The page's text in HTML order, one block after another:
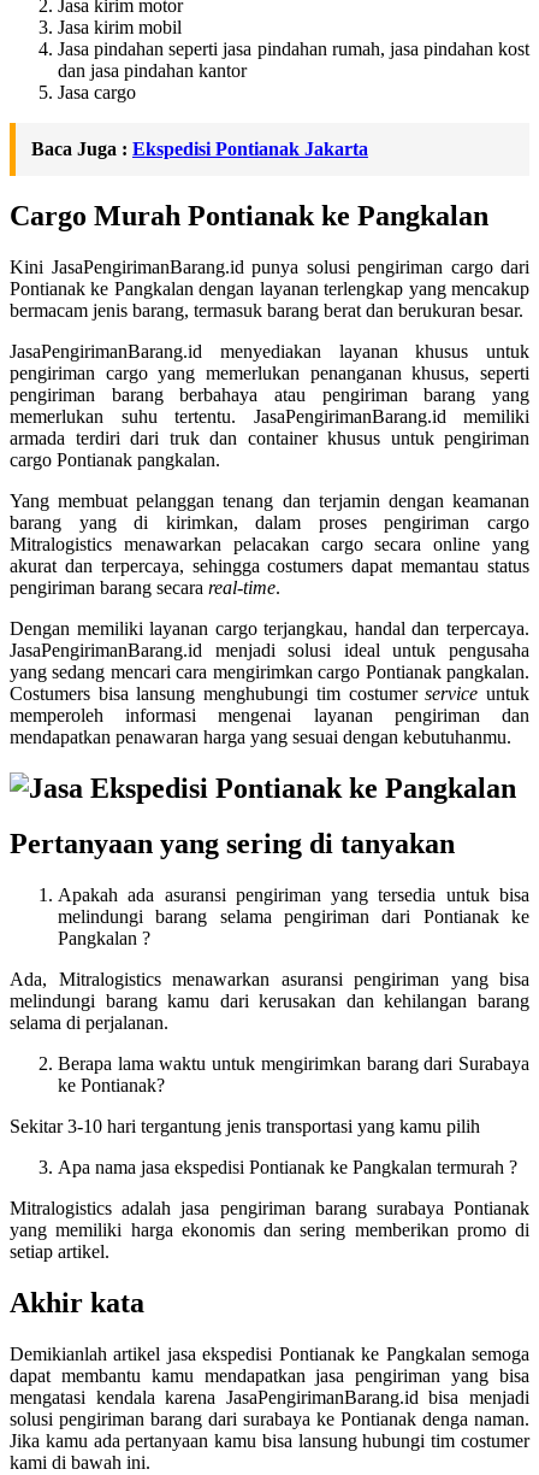
Jasa kirim motor
Jasa kirim mobil
Jasa pindahan seperti jasa pindahan rumah, jasa pindahan kost
dan jasa pindahan kantor
Jasa cargo
Baca Juga : Ekspedisi Pontianak Jakarta
Cargo Murah Pontianak ke Pangkalan
Kini JasaPengirimanBarang.id punya solusi pengiriman cargo dari
Pontianak ke Pangkalan dengan layanan terlengkap yang mencakup
bermacam jenis barang, termasuk barang berat dan berukuran besar.
JasaPengirimanBarang.id menyediakan layanan khusus untuk
pengiriman cargo yang memerlukan penanganan khusus, seperti
pengiriman barang berbahaya atau pengiriman barang yang
memerlukan suhu tertentu. JasaPengirimanBarang.id memiliki
armada terdiri dari truk dan container khusus untuk pengiriman
cargo Pontianak pangkalan.
Yang membuat pelanggan tenang dan terjamin dengan keamanan
barang yang di kirimkan, dalam proses pengiriman cargo
Mitralogistics menawarkan pelacakan cargo secara online yang
akurat dan terpercaya, sehingga costumers dapat memantau status
pengiriman barang secara real-time.
Dengan memiliki layanan cargo terjangkau, handal dan terpercaya.
JasaPengirimanBarang.id menjadi solusi ideal untuk pengusaha
yang sedang mencari cara mengirimkan cargo Pontianak pangkalan.
Costumers bisa lansung menghubungi tim costumerservice untuk
memperoleh informasi mengenai layanan pengiriman dan
mendapatkan penawaran harga yang sesuai dengan kebutuhanmu.
Pertanyaan yang sering di tanyakan
Apakah ada asuransi pengiriman yang tersedia untuk bisa
melindungi barang selama pengiriman dari Pontianak ke
Pangkalan ?
Ada, Mitralogistics menawarkan asuransi pengiriman yang bisa
melindungi barang kamu dari kerusakan dan kehilangan barang
selama di perjalanan.
Berapa lama waktu untuk mengirimkan barang dari Surabaya
ke Pontianak?
Sekitar 3-10 hari tergantung jenis transportasi yang kamu pilih
Apa nama jasa ekspedisi Pontianak ke Pangkalan termurah ?
Mitralogistics adalah jasa pengiriman barang surabaya Pontianak
yang memiliki harga ekonomis dan sering memberikan promo di
setiap artikel.
Akhir kata
Demikianlah artikel jasa ekspedisi Pontianak ke Pangkalan semoga
dapat membantu kamu mendapatkan jasa pengiriman yang bisa
mengatasi kendala karena JasaPengirimanBarang.id bisa menjadi
solusi pengiriman barang dari surabaya ke Pontianak denga naman.
Jika kamu ada pertanyaan kamu bisa lansung hubungi tim costumer
kami di bawah ini.